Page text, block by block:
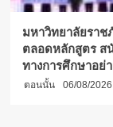
เทียม
ศูนย์
พัฒนา
รากฟัน
เทียม
ไทย
มหาวิทยาลัยรา
ตลอดหลักสูตร ส
ทางการศึกษาอย่
ตอนนั้น 06/08/2026